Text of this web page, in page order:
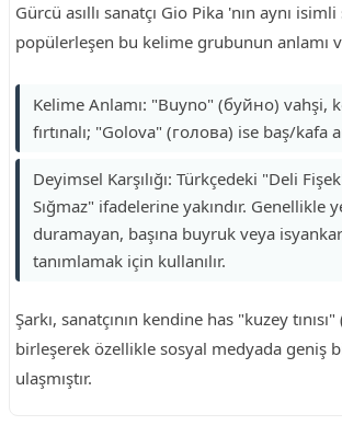
Gürcü asıllı sanatçı Gio Pika 'nın aynı isimli
popülerleşen bu kelime grubunun anlamı
Kelime Anlamı: "Buyno" (буйно) vahşi,
fırtınalı; "Golova" (голова) ise baş/kafa
Deyimsel Karşılığı: Türkçedeki "Deli
Sığmaz" ifadelerine yakındır. Genellikle
duramayan, başına buyruk veya
tanımlamak için kullanılır.
Şarkı, sanatçının kendine has "kuzey
birleşerek özellikle sosyal medyada geniş
ulaşmıştır.